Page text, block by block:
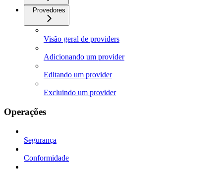
Provedores
Visão geral de providers
Adicionando um provider
Editando um provider
Excluindo um provider
Operações
Segurança
Conformidade